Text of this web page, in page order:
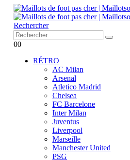
Rechercher
00
RÉTRO
AC Milan
Arsenal
Atletico Madrid
Chelsea
FC Barcelone
Inter Milan
Juventus
Liverpool
Marseille
Manchester United
PSG